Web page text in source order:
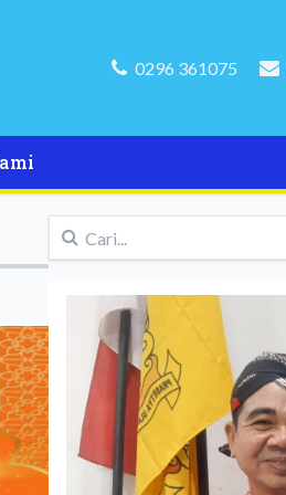
0296 361075